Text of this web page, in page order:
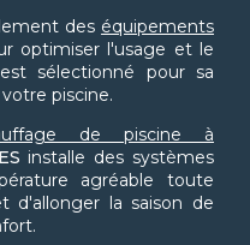
des équipements
optimiser l'usage et le
sélectionné pour sa
piscine.
de piscine à
installe des systèmes
agréable toute
d'allonger la saison de